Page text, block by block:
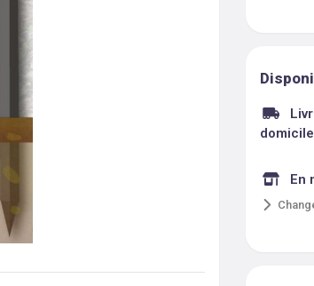
domicile
En